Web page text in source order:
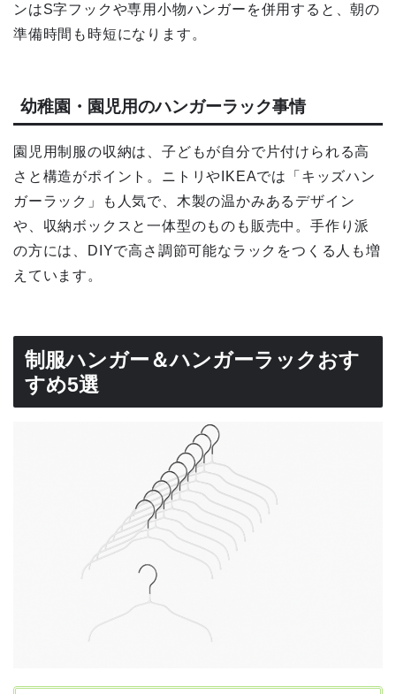
ンはS字フックや専用小物ハンガーを併用すると、朝の
準備時間も時短になります。
幼稚園・園児用のハンガーラック事情
園児用制服の収納は、子どもが自分で片付けられる高
さと構造がポイント。ニトリやIKEAでは「キッズハン
ガーラック」も人気で、木製の温かみあるデザイン
や、収納ボックスと一体型のものも販売中。手作り派
の方には、DIYで高さ調節可能なラックをつくる人も増
えています。
制服ハンガー＆ハンガーラックおす
すめ5選